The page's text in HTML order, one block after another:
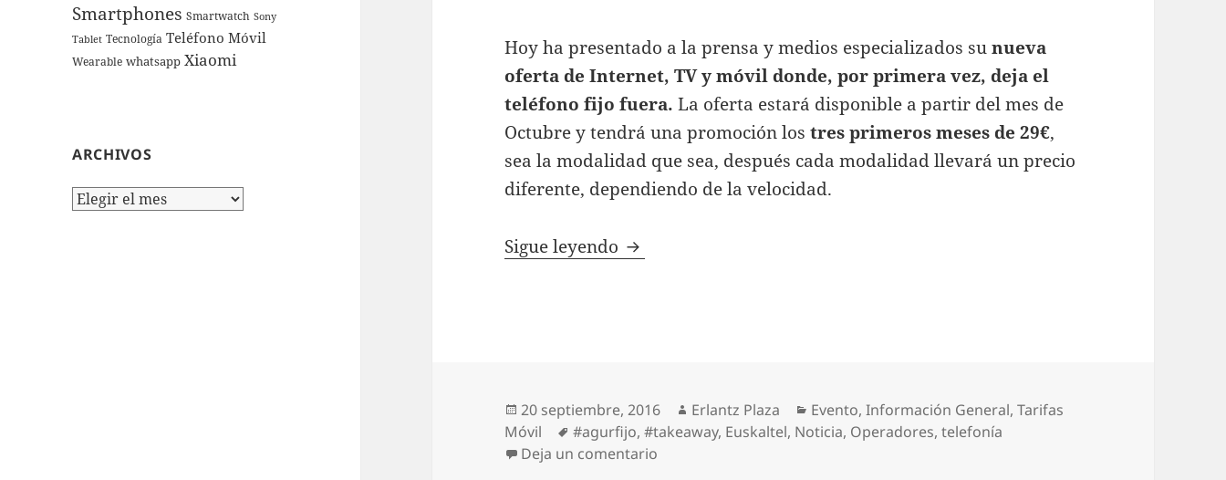
Smartphones Smartwatch Sony
Tablet Tecnología Teléfono Móvil
Wearable whatsapp Xiaomi
ARCHIVOS
Archivos
Hoy ha presentado a la prensa y medios especializados sunueva
oferta de Internet, TV y móvil donde, por primera vez, deja el
teléfono fijo fuera. La oferta estará disponible a partir del mes de
Octubre y tendrá una promoción lostres primeros meses de 29€,
sea la modalidad que sea, después cada modalidad llevará un precio
diferente, dependiendo de la velocidad.
Sigue leyendo Euskaltel abre la puerta al fijo a partir del mes que viene
Publicado
el
20 septiembre, 2016 Autor
Erlantz Plaza Categorías
Evento,Información General,Tarifas
Móvil
Etiquetas
#agurfijo,#takeaway, Euskaltel, Noticia, Operadores,telefonía
Deja un comentario